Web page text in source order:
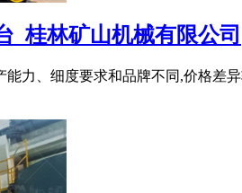
_桂林矿山机械有限公司
力、细度要求和品牌不同,价格差